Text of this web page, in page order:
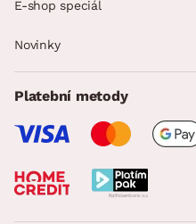
E-shop speciál
Novinky
Platební metody